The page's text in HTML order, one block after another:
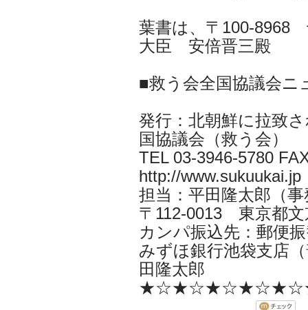
葉書は、〒100-8968
大臣 安倍晋三殿
■救う会全国協議会ニ
発行：北朝鮮に拉致
国協議会（救う会）
TEL 03-3946-5780
http://www.sukuukai.jp
担当：平田隆太郎（
〒112-0013 東京都文
カンパ振込先：郵便
みずほ銀行池袋支店
田隆太郎